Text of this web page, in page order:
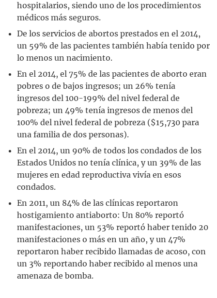
hospitalarios, siendo uno de los procedimientos
médicos más seguros.
De los servicios de abortos prestados en el 2014,
un 59% de las pacientes también había tenido por
lo menos un nacimiento.
En el 2014, el 75% de las pacientes de aborto eran
pobres o de bajos ingresos; un 26% tenía
ingresos del 100-199% del nivel federal de
pobreza; un 49% tenía ingresos de menos del
100% del nivel federal de pobreza ($15,730 para
una familia de dos personas).
En el 2014, un 90% de todos los condados de los
Estados Unidos no tenía clínica, y un 39% de las
mujeres en edad reproductiva vivía en esos
condados.
En 2011, un 84% de las clínicas reportaron
hostigamiento antiaborto: Un 80% reportó
manifestaciones, un 53% reportó haber tenido 20
manifestaciones o más en un año, y un 47%
reportaron haber recibido llamadas de acoso, con
un 3% reportando haber recibido al menos una
amenaza de bomba.